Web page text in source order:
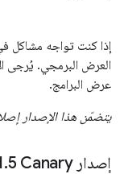
العرض البرمجي. يُرجى
عرض البرامج.
يتضمّن هذا الإصدار
إصدار Canary‏ 36 .5 من Android Emulator